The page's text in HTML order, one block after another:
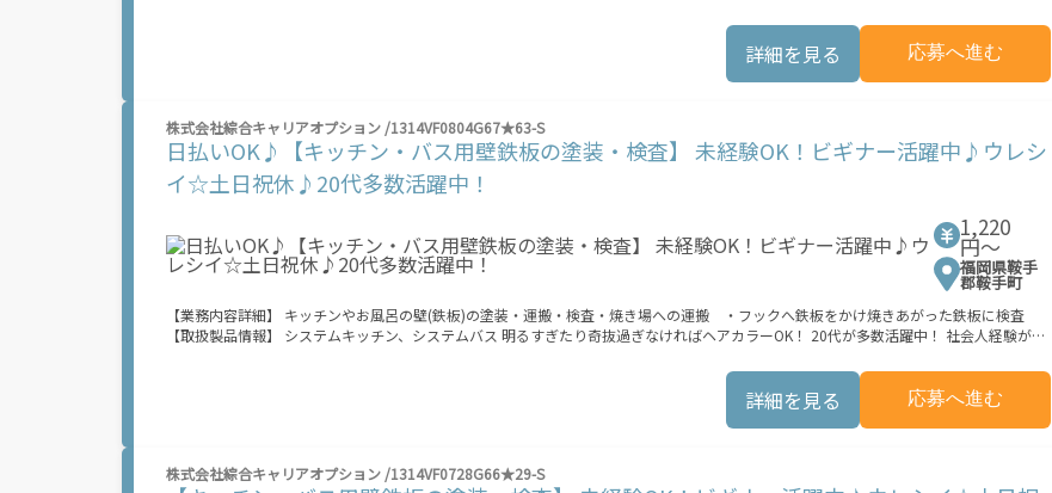
業は月20時間以上あります♪ ≪週休2日制≫ 週末は家族や友人と一緒にプライベート満喫！ ≪髪型自由≫ 基本的に髪色自由で明るすぎた
り奇抜でなければOKです！ (規定有) ≪ラクラク制服アリ≫ 制服があるので、毎日の服装の悩み解消♪ ≪未経験の方も大カンゲイ≫ 新し
いことにチャレンジするのは不安だけど、しっかり働く環境が整っています！ イチからスキルUP・ステップUP目指していきましょう！
万円！ 業界トップクラス！ 当社では働くあなたの負担を軽減する為に 交通費別途支給（非課税）を行っています。 ※交通費込みの場合
は所得税がかかります。 ※規定・支払条件有 ＼友人紹介で特典をGET★／ ⇒紹介した方に 【10万円】 、された方に 【5万円】 をプレゼ
ント！ 期間限定で金額増加キャンペーン中！ お友だちを誘っておこづかいGETしよう！ ※全て規定・支払条件有 ―――――――――――――――――――――――― 8/7(金) ■9:00～20:00
8/8(土) ～ 8/12(水) ■9:00～18:00 8/13（木）～ 8/16（日） 夏季休業期間のため、電話での応募受付はお休みです。 WEB応募は24ｈ受
詳細を見る 応募へ進む
株式会社綜合キャリアオプション /1314VF0804G67★63-S
日払いOK♪【キッチン・バス用壁鉄板の塗装・検査】 未経験OK！ビギナー活躍中♪ウレシ
イ☆土日祝休♪20代多数活躍中！
1,220
円〜
福岡県鞍手
郡鞍手町
【業務内容詳細】 キッチンやお風呂の壁(鉄板)の塗装・運搬・検査・焼き場への運搬 ・フックへ鉄板をかけ焼きあがった鉄板に検査
【取扱製品情報】 システムキッチン、システムバス 明るすぎたり奇抜過ぎなければヘアカラーOK！ 20代が多数活躍中！ 社会人経験が浅
業は月20時間以上あります♪ ≪週休2日制≫ 週末は家族や友人と一緒にプライベート満喫！ ≪髪型自由≫ 基本的に髪色自由で明るすぎた
り奇抜でなければOKです！ (規定有) ≪ラクラク制服アリ≫ 制服があるので、毎日の服装の悩み解消♪ ≪未経験の方も大カンゲイ≫ 新し
いことにチャレンジするのは不安だけど、しっかり働く環境が整っています！ イチからスキルUP・ステップUP目指していきましょう！
万円！ 業界トップクラス！ 当社では働くあなたの負担を軽減する為に 交通費別途支給（非課税）を行っています。 ※交通費込みの場合
詳細を見る 応募へ進む
株式会社綜合キャリアオプション /1314VF0728G66★29-S